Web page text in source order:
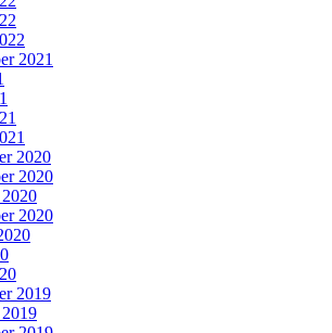
2021
2020
2020
2020
2019